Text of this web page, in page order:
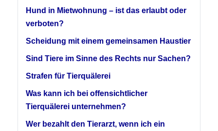
Hund in Mietwohnung – ist das erlaubt oder
verboten?
Scheidung mit einem gemeinsamen Haustier
Sind Tiere im Sinne des Rechts nur Sachen?
Strafen für Tierquälerei
Was kann ich bei offensichtlicher
Tierquälerei unternehmen?
Wer bezahlt den Tierarzt, wenn ich ein